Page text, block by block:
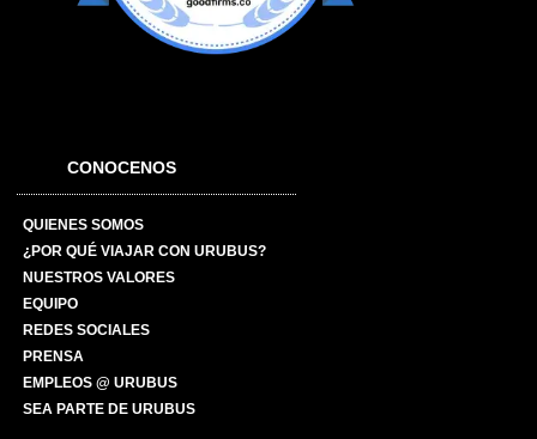
CONOCENOS
QUIENES SOMOS
¿POR QUÉ VIAJAR CON URUBUS?
NUESTROS VALORES
EQUIPO
REDES SOCIALES
PRENSA
EMPLEOS @ URUBUS
SEA PARTE DE URUBUS